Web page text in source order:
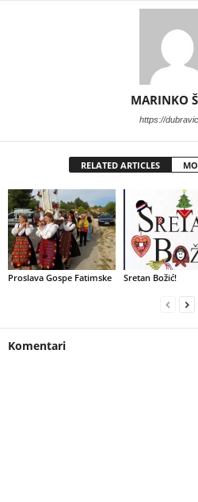
MARINKO
https://
RELATED ARTICLES
Proslava Gospe Fatimske Sretan Božić!
Komentari